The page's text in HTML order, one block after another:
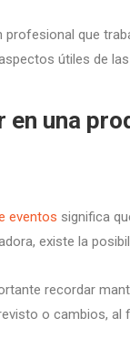
profesional que
útiles de
en una
eventos significa
existe la
recordar
o cambios,